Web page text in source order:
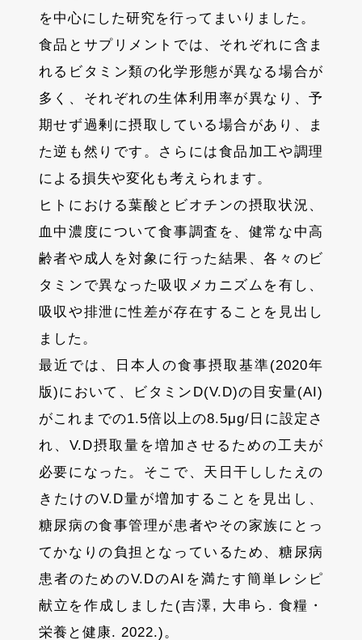
を中心にした研究を行ってまいりました。
食品とサプリメントでは、それぞれに含ま
れるビタミン類の化学形態が異なる場合が
多く、それぞれの生体利用率が異なり、予
期せず過剰に摂取している場合があり、ま
た逆も然りです。さらには食品加工や調理
による損失や変化も考えられます。
ヒトにおける葉酸とビオチンの摂取状況、
血中濃度について食事調査を、健常な中高
齢者や成人を対象に行った結果、各々のビ
タミンで異なった吸収メカニズムを有し、
吸収や排泄に性差が存在することを見出し
ました。
最近では、日本人の食事摂取基準(2020年
版)において、ビタミンD(V.D)の目安量(AI)
がこれまでの1.5倍以上の8.5μg/日に設定さ
れ、V.D摂取量を増加させるための工夫が
必要になった。そこで、天日干ししたえの
きたけのV.D量が増加することを見出し、
糖尿病の食事管理が患者やその家族にとっ
てかなりの負担となっているため、糖尿病
患者のためのV.DのAIを満たす簡単レシピ
献立を作成しました(吉澤, 大串ら. 食糧・
栄養と健康. 2022.)。